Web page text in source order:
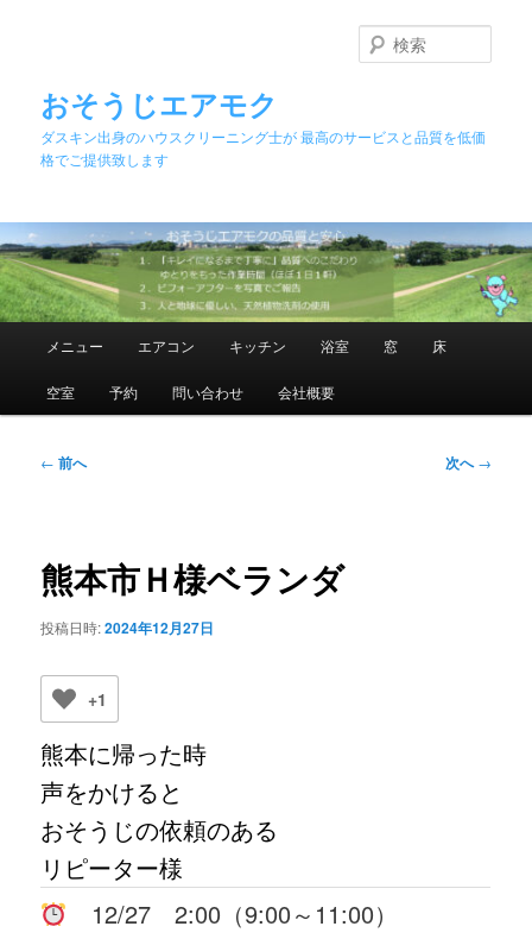
移
動
おそうじエアモク
ダスキン出身のハウスクリーニング士が 最高のサービスと品質を低価
格でご提供致します
索
メ
メニュー エアコン キッチン 浴室 窓 床
空室 予約 問い合わせ 会社概要
投
ゲ
ー
ョ
← 前へ 次へ→
熊本市Ｈ様ベランダ
投稿日時:2024年12月27日
+1
熊本に帰った時
声をかけると
おそうじの依頼のある
リピーター様
12/27 2:00（9:00～11:00）